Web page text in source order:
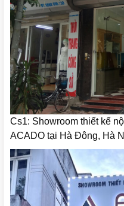
Cs1: Showroom thiết kế
ACADO tại Hà Đông, Hà